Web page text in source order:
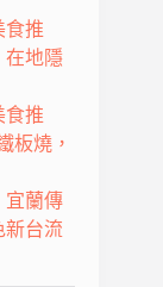
食推
在地隱
食推
板燒，
宜蘭傳
新台流